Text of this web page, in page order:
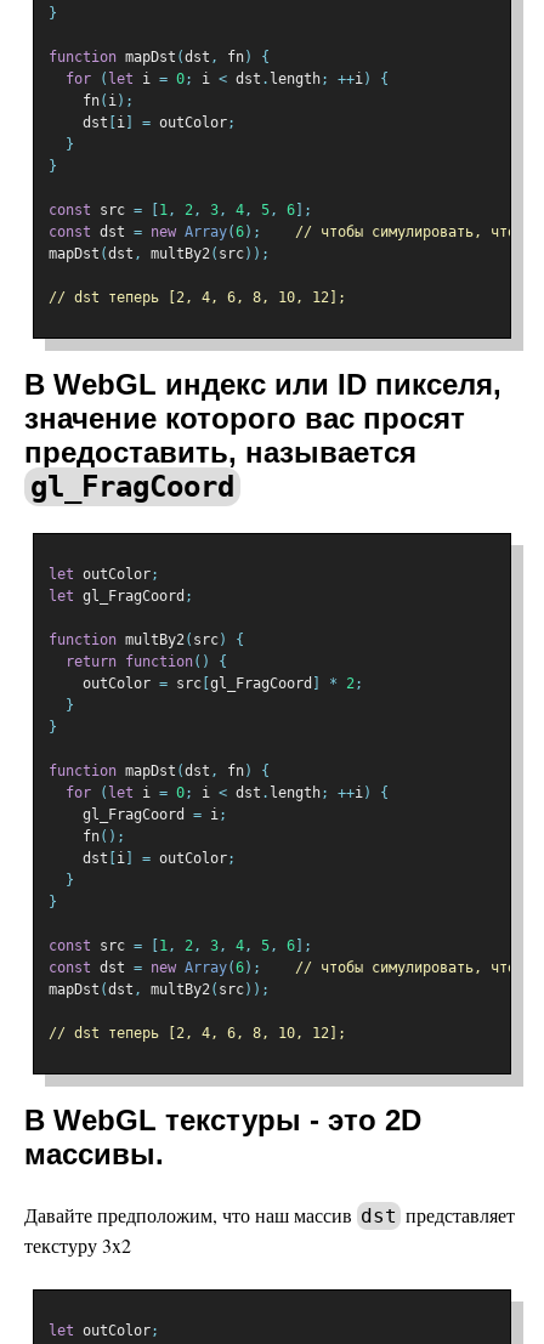
}
function mapDst (dst , fn)
{
for
( let i = 0; i < dst . length; ++i)
{
    fn
( i);
    dst
i = outColor;
}
}
const src = 1, 2, 3, 4, 5, 6 ];
const dst = new Array(6);
// чтобы симулировать, что в
mapDst (dst , multBy2( src));
// dst теперь [2, 4, 6, 8, 10, 12];
В WebGL индекс или ID пикселя,
значение которого вас просят
предоставить, называется
gl_FragCoord
let outColor;
let gl_FragCoord ;
function multBy2( src)
{
return function()
{
    outColor
= src gl_FragCoord * 2;
}
}
function mapDst (dst , fn)
{
for
( let i = 0; i < dst . length; ++i)
{
    gl_FragCoord
= i;
    fn
();
    dst
i = outColor;
}
}
const src = 1, 2, 3, 4, 5, 6 ];
const dst = new Array(6);
// чтобы симулировать, что в
mapDst (dst , multBy2( src));
// dst теперь [2, 4, 6, 8, 10, 12];
В WebGL текстуры - это 2D
массивы.
Давайте предположим, что наш массив dst представляет
текстуру 3x2
let outColor;